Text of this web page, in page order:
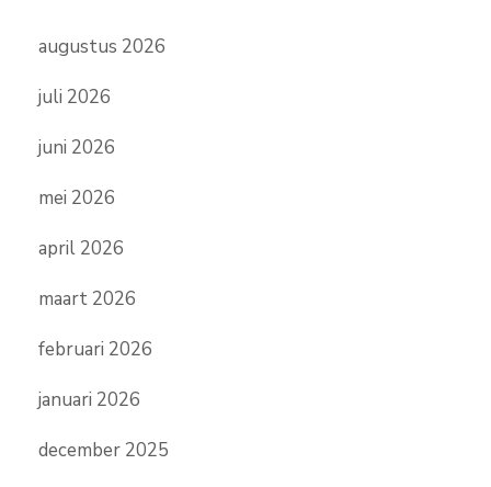
augustus 2026
juli 2026
juni 2026
mei 2026
april 2026
maart 2026
februari 2026
januari 2026
december 2025